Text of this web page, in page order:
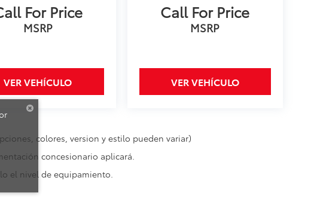
For Price
MSRP
VER VEHÍCULO
Call For Price
MSRP
VER VEHÍCULO
colores, version y estilo pueden variar)
concesionario aplicará.
el nivel de equipamiento.